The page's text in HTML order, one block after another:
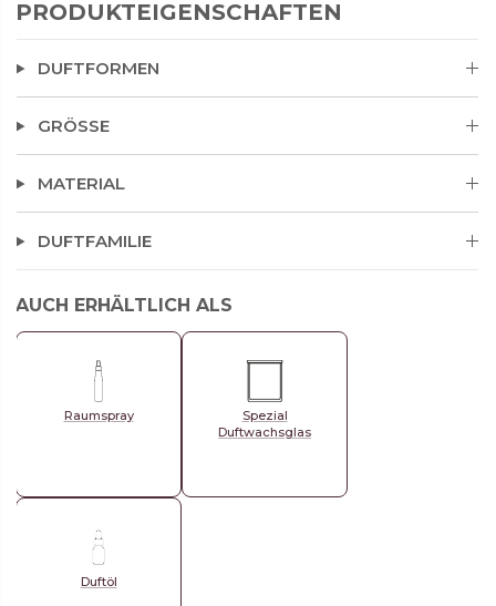
erden diesen energetischen Duft und verleihen
ihm Stabilität und Ruhe.
PRODUKTEIGENSCHAFTEN
DUFTFORMEN
GRÖSSE
MATERIAL
DUFTFAMILIE
AUCH ERHÄLTLICH ALS
Raumspray
Spezial
Duftwachsglas
Duftöl